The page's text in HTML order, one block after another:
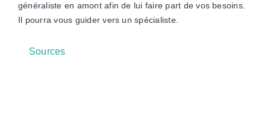
généraliste en amont afin de lui faire part de vos besoins.
Il pourra vous guider vers un spécialiste.
Sources